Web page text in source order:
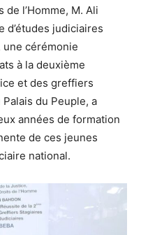
l’Homme, M. Ali
d’études judiciaires
une cérémonie
à la deuxième
et des greffiers
Palais du Peuple, a
années de formation
de ces jeunes
national.